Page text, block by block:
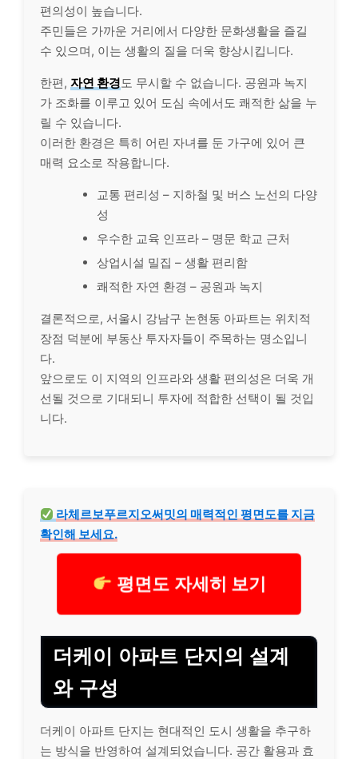
편의성이 높습니다.
주민들은 가까운 거리에서 다양한 문화생활을 즐길
수 있으며, 이는 생활의 질을 더욱 향상시킵니다.
한편, 자연 환경도 무시할 수 없습니다. 공원과 녹지
가 조화를 이루고 있어 도심 속에서도 쾌적한 삶을 누
릴 수 있습니다.
이러한 환경은 특히 어린 자녀를 둔 가구에 있어 큰
매력 요소로 작용합니다.
교통 편리성 – 지하철 및 버스 노선의 다양
성
우수한 교육 인프라 – 명문 학교 근처
상업시설 밀집 – 생활 편리함
쾌적한 자연 환경 – 공원과 녹지
결론적으로, 서울시 강남구 논현동 아파트는 위치적
장점 덕분에 부동산 투자자들이 주목하는 명소입니
다.
앞으로도 이 지역의 인프라와 생활 편의성은 더욱 개
선될 것으로 기대되니 투자에 적합한 선택이 될 것입
니다.
라체르보푸르지오써밋의 매력적인 평면도를 지금
확인해 보세요.
평면도 자세히 보기
더케이 아파트 단지의 설계
와 구성
더케이 아파트 단지는 현대적인 도시 생활을 추구하
는 방식을 반영하여 설계되었습니다. 공간 활용과 효